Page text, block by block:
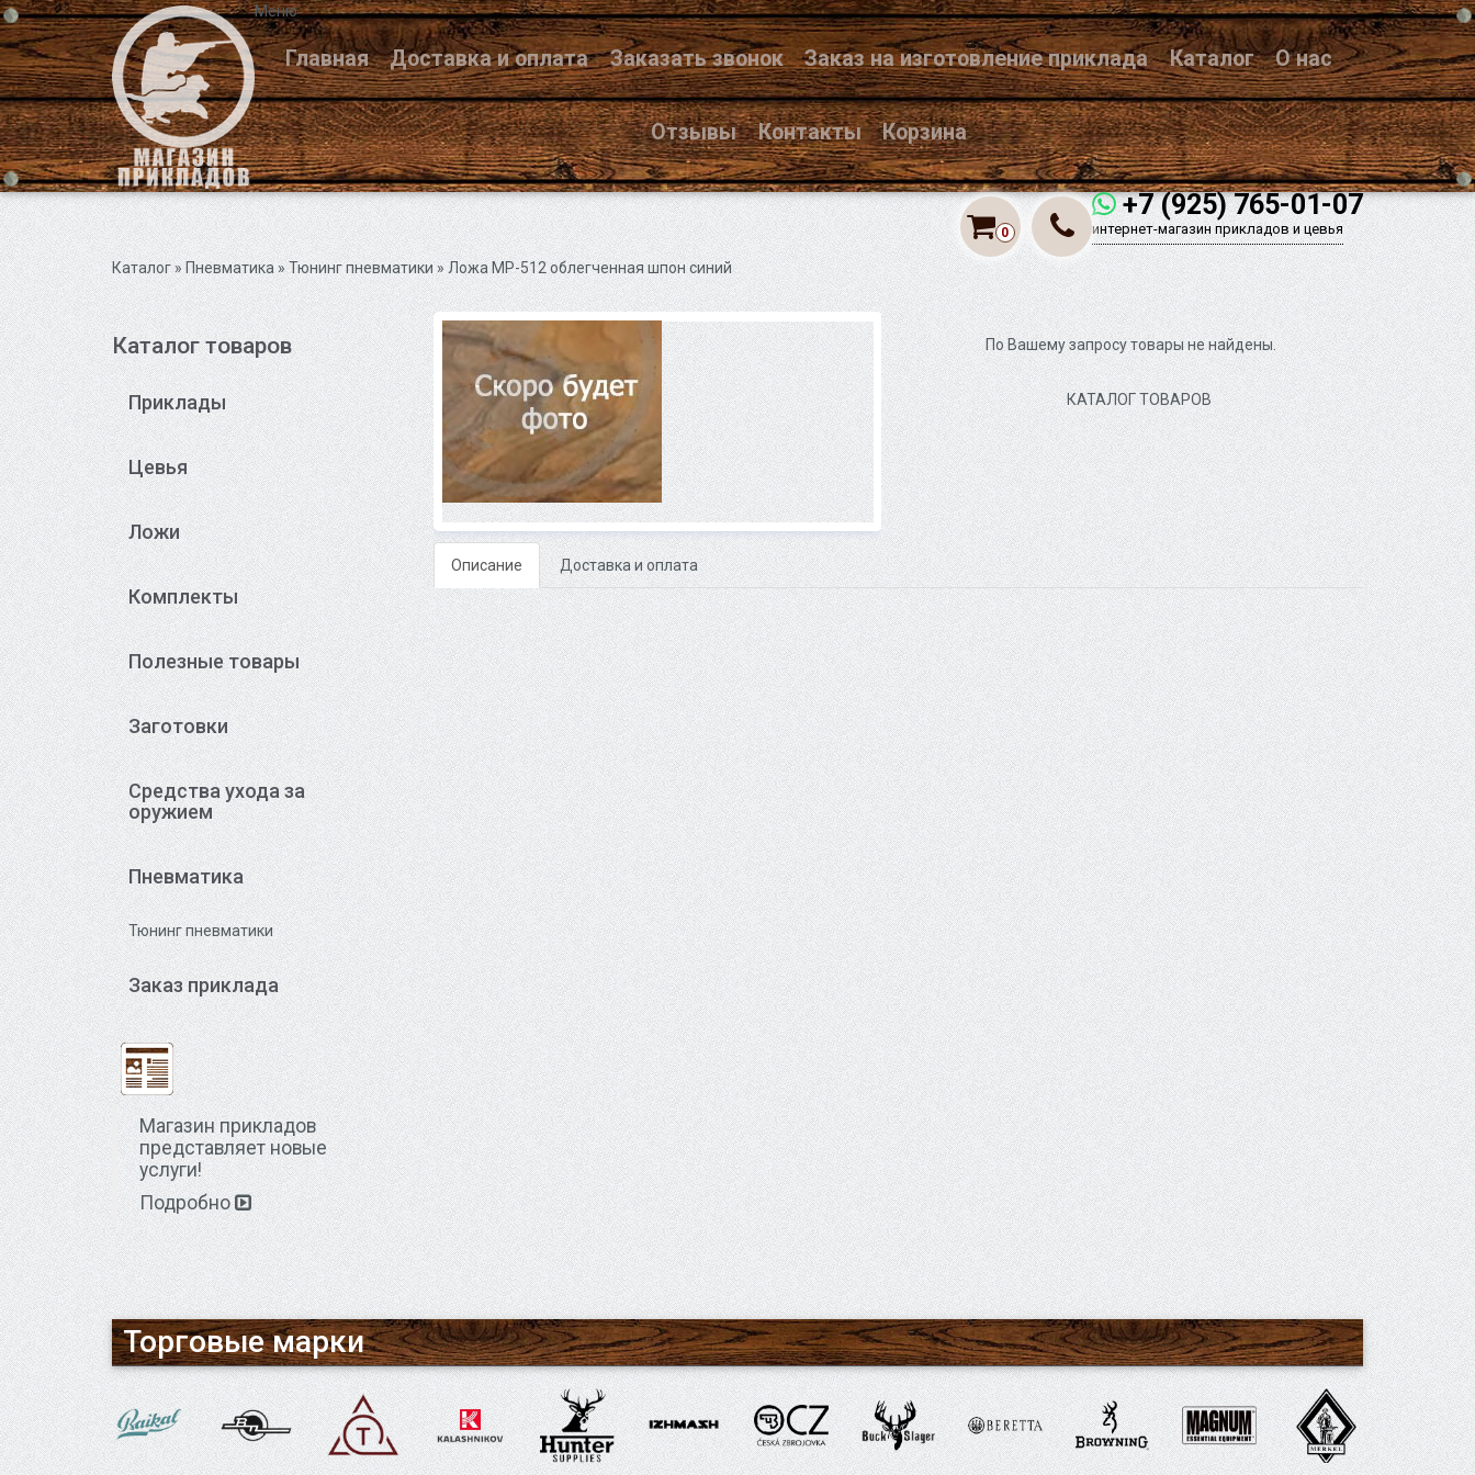
Меню
Главная Доставка и оплата Заказать звонок Заказ на изготовление приклада Каталог О нас
Отзывы Контакты Корзина
+7 (925) 765-01-07
интернет-магазин прикладов и цевья
0
Каталог» Пневматика »Тюнинг пневматики» Ложа МР-512 облегченная шпон синий
Каталог товаров
Приклады
Цевья
Ложи
Комплекты
Полезные товары
Заготовки
Средства ухода за
оружием
Пневматика
Тюнинг пневматики
Заказ приклада
Магазин прикладов
представляет новые
услуги!
Подробно
По Вашему запросу товары не найдены.
КАТАЛОГ ТОВАРОВ
Описание Доставка и оплата
Торговые марки